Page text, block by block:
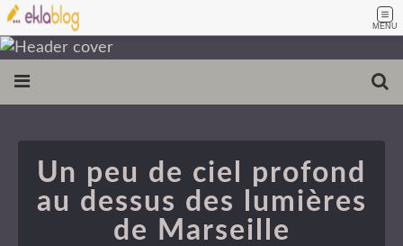
MENU
Un peu de ciel profond
au dessus des lumières
de Marseille